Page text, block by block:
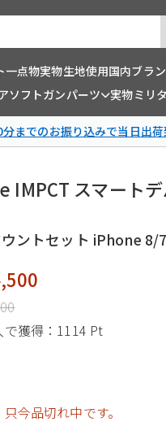
一点物実物生地使用国内ブラ
ソフトガンパーツ 実物ミリ
までのお振り込みで当日出荷
スマート
ントセット iPhone 8/7
獲得： 1114 Pt
今品切れ中です。